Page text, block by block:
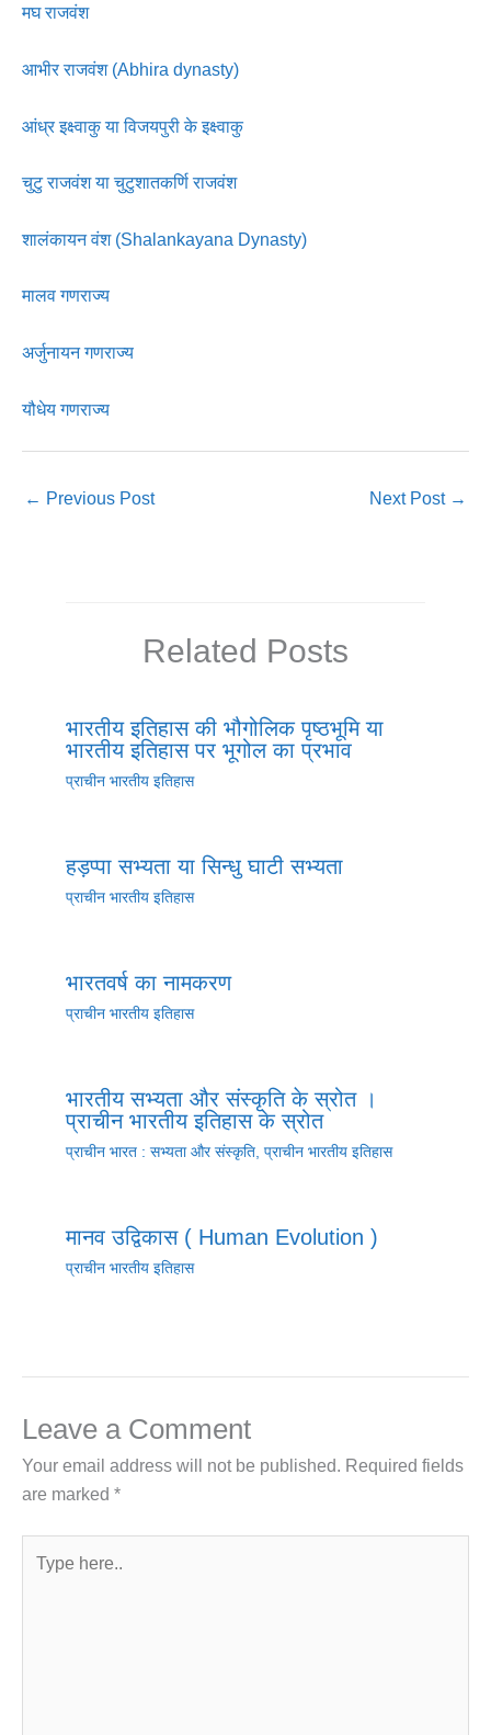
मघ राजवंश
आभीर राजवंश (Abhira dynasty)
आंध्र इक्ष्वाकु या विजयपुरी के इक्ष्वाकु
चुटु राजवंश या चुटुशातकर्णि राजवंश
शालंकायन वंश (Shalankayana Dynasty)
मालव गणराज्य
अर्जुनायन गणराज्य
यौधेय गणराज्य
← Previous Post Next Post →
Related Posts
भारतीय इतिहास की भौगोलिक पृष्ठभूमि या
भारतीय इतिहास पर भूगोल का प्रभाव
प्राचीन भारतीय इतिहास
हड़प्पा सभ्यता या सिन्धु घाटी सभ्यता
प्राचीन भारतीय इतिहास
भारतवर्ष का नामकरण
प्राचीन भारतीय इतिहास
भारतीय सभ्यता और संस्कृति के स्रोत ।
प्राचीन भारतीय इतिहास के स्रोत
प्राचीन भारत : सभ्यता और संस्कृति प्राचीन भारतीय इतिहास
मानव उद्विकास ( Human Evolution )
प्राचीन भारतीय इतिहास
Leave a Comment
Your email address will not be published. Required fields
are marked *
here..